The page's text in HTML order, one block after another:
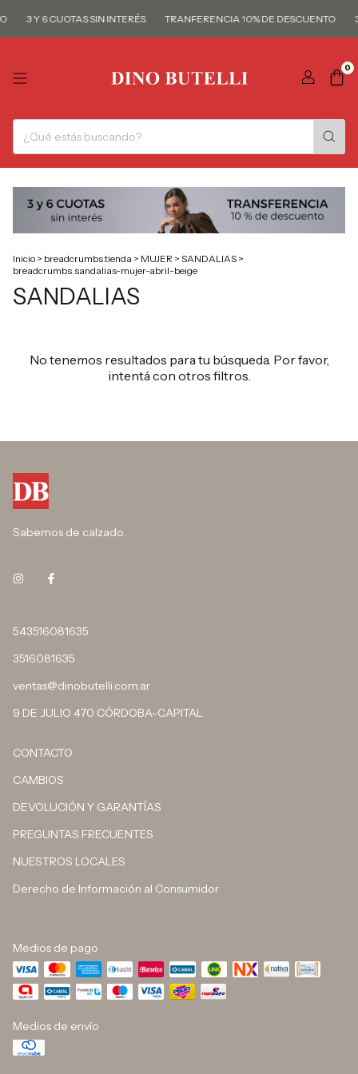
3 Y 6 CUOTAS SIN INTERÉS TRANFERENCIA 10% DE DESCUENTO
0
Inicio > breadcrumbs.tienda > MUJER > SANDALIAS >
breadcrumbs.sandalias-mujer-abril-beige
SANDALIAS
No tenemos resultados para tu búsqueda. Por favor,
intentá con otros filtros.
Sabemos de calzado.
543516081635
3516081635
ventas@dinobutelli.com.ar
9 DE JULIO 470 CÓRDOBA-CAPITAL
CONTACTO
CAMBIOS
DEVOLUCIÓN Y GARANTÍAS
PREGUNTAS FRECUENTES
NUESTROS LOCALES
Derecho de Información al Consumidor
Medios de pago
Medios de envío